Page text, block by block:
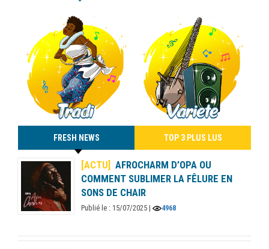
FRESH NEWS TOP 3 PLUS LUS
[ACTU] AFROCHARM D’OPA OU
COMMENT SUBLIMER LA FÊLURE EN
SONS DE CHAIR
Publié le : 15/07/2025 | 4968